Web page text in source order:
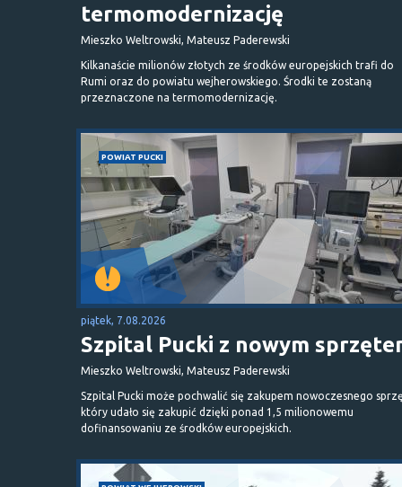
termomodernizację
Mieszko Weltrowski, Mateusz Paderewski
Kilkanaście milionów złotych ze środków europejskich trafi do
Rumi oraz do powiatu wejherowskiego. Środki te zostaną
przeznaczone na termomodernizację.
POWIAT PUCKI
piątek, 7.08.2026
Szpital Pucki z nowym
Mieszko Weltrowski, Mateusz Paderewski
Szpital Pucki może pochwalić się zakupem nowoczesnego
który udało się zakupić dzięki ponad 1,5 milionowemu
dofinansowaniu ze środków europejskich.